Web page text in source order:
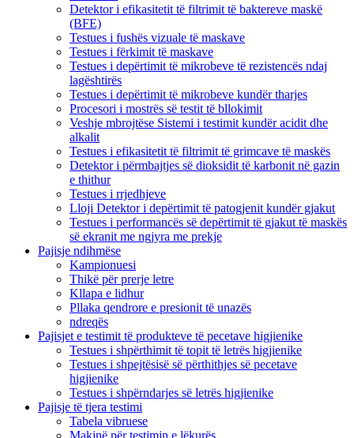
Detektor i efikasitetit të filtrimit të baktereve maskë
(BFE)
Testues i fushës vizuale të maskave
Testues i fërkimit të maskave
Testues i depërtimit të mikrobeve të rezistencës ndaj
lagështirës
Testues i depërtimit të mikrobeve kundër tharjes
Procesori i mostrës së testit të bllokimit
Veshje mbrojtëse Sistemi i testimit kundër acidit dhe
alkalit
Testues i efikasitetit të filtrimit të grimcave të maskës
Detektor i përmbajtjes së dioksidit të karbonit në gazin
e thithur
Testues i rrjedhjeve
Lloji Detektor i depërtimit të patogjenit kundër gjakut
Testues i performancës së depërtimit të gjakut të maskës
së ekranit me ngjyra me prekje
Pajisje ndihmëse
Kampionuesi
Thikë për prerje letre
Kllapa e lidhur
Pllaka qendrore e presionit të unazës
ndreqës
Pajisjet e testimit të produkteve të pecetave higjienike
Testues i shpërthimit të topit të letrës higjienike
Testues i shpejtësisë së përthithjes së pecetave
higjienike
Testues i shpërndarjes së letrës higjienike
Pajisje të tjera testimi
Tabela vibruese
Makinë për testimin e lëkurës